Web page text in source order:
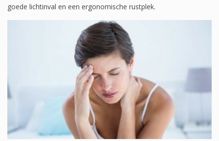
goede lichtinval en een ergonomische rustplek.